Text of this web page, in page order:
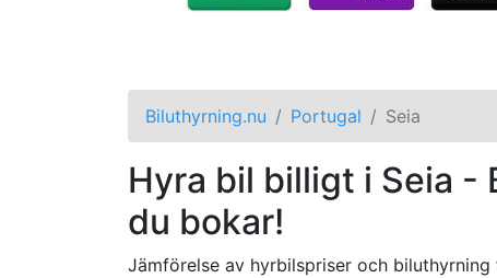
Biluthyrning.nu Portugal Seia
Hyra bil billigt i Seia -
du bokar!
Jämförelse av hyrbilspriser och